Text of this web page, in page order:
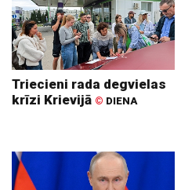
Triecieni rada degvielas
krīzi Krievijā © DIENA